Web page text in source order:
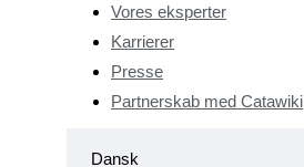
Vores eksperter
Karrierer
Presse
Partnerskab med Catawiki